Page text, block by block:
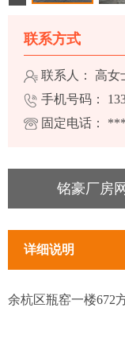
联系方式
联系人： 高女
手机号码：
固定电话：
铭豪厂房
详细说明
余杭区瓶窑一楼672